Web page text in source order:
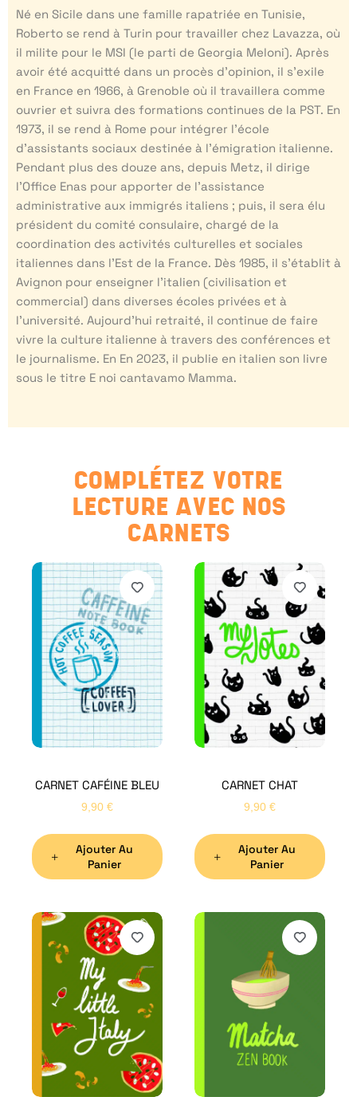
Né en Sicile dans une famille rapatriée en Tunisie,
Roberto se rend à Turin pour travailler chez Lavazza, où
il milite pour le MSI (le parti de Georgia Meloni). Après
avoir été acquitté dans un procès d’opinion, il s’exile
en France en 1966, à Grenoble où il travaillera comme
ouvrier et suivra des formations continues de la PST. En
1973, il se rend à Rome pour intégrer l’école
d’assistants sociaux destinée à l’émigration italienne.
Pendant plus des douze ans, depuis Metz, il dirige
l’Office Enas pour apporter de l’assistance
administrative aux immigrés italiens ; puis, il sera élu
président du comité consulaire, chargé de la
coordination des activités culturelles et sociales
italiennes dans l’Est de la France. Dès 1985, il s’établit à
Avignon pour enseigner l’italien (civilisation et
commercial) dans diverses écoles privées et à
l’université. Aujourd’hui retraité, il continue de faire
vivre la culture italienne à travers des conférences et
le journalisme. En En 2023, il publie en italien son livre
sous le titre E noi cantavamo Mamma.
COMPLÉTEZ VOTRE
LECTURE AVEC NOS
CARNETS
CARNET CAFÉINE BLEU
9,90 €
Ajouter Au
Panier
CARNET CHAT
9,90 €
Ajouter Au
Panier